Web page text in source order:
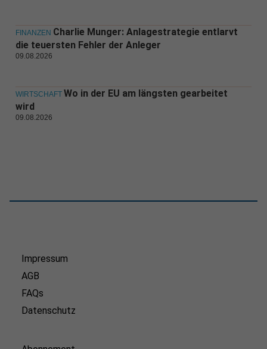
FINANZEN Charlie Munger: Anlagestrategie entlarvt
die teuersten Fehler der Anleger
09.08.2026
WIRTSCHAFT Wo in der EU am längsten gearbeitet
wird
09.08.2026
Impressum
AGB
FAQs
Datenschutz